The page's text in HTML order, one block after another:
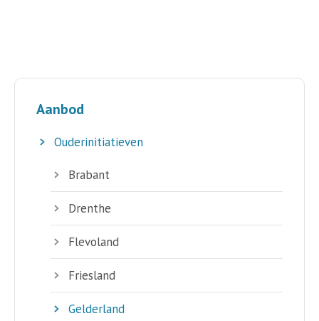
Aanbod
Ouderinitiatieven
Brabant
Drenthe
Flevoland
Friesland
Gelderland